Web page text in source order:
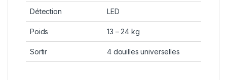
Détection LED
Poids 13 – 24 kg
Sortir 4 douilles universelles